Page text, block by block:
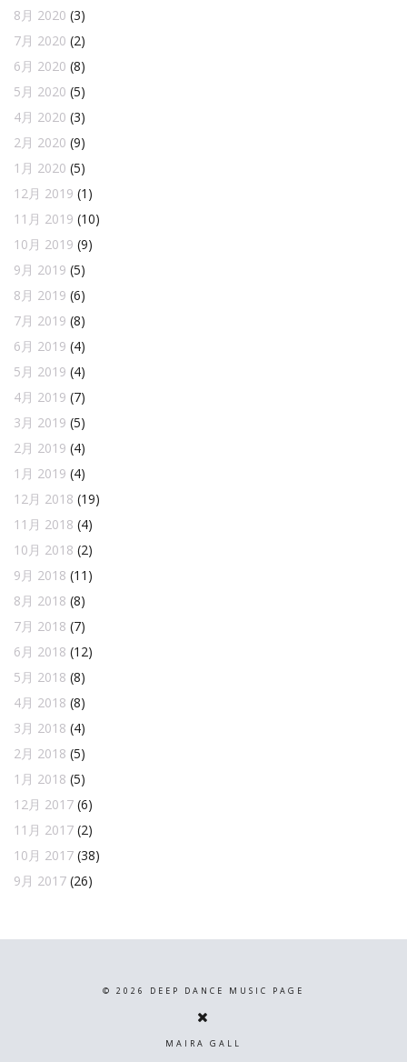
8月 2020 (3)
7月 2020 (2)
6月 2020 (8)
5月 2020 (5)
4月 2020 (3)
2月 2020 (9)
1月 2020 (5)
12月 2019 (1)
11月 2019 (10)
10月 2019 (9)
9月 2019 (5)
8月 2019 (6)
7月 2019 (8)
6月 2019 (4)
5月 2019 (4)
4月 2019 (7)
3月 2019 (5)
2月 2019 (4)
1月 2019 (4)
12月 2018 (19)
11月 2018 (4)
10月 2018 (2)
9月 2018 (11)
8月 2018 (8)
7月 2018 (7)
6月 2018 (12)
5月 2018 (8)
4月 2018 (8)
3月 2018 (4)
2月 2018 (5)
1月 2018 (5)
12月 2017 (6)
11月 2017 (2)
10月 2017 (38)
9月 2017 (26)
© 2026 DEEP DANCE MUSIC PAGE
MAIRA GALL